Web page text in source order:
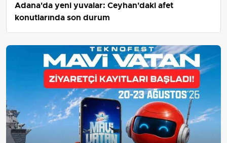
Adana'da yeni yuvalar: Ceyhan'daki afet
konutlarında son durum